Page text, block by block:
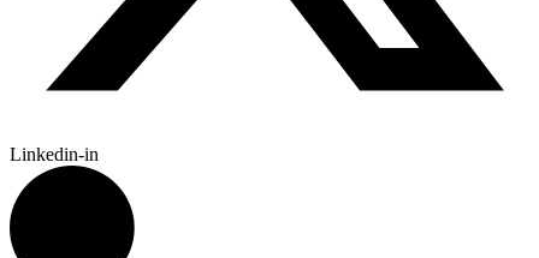
Linkedin-in